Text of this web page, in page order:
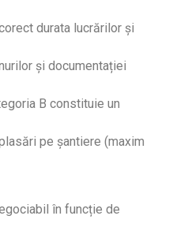
durata lucrărilor și
și documentației
B constituie un
pe șantiere (maxim
în funcție de